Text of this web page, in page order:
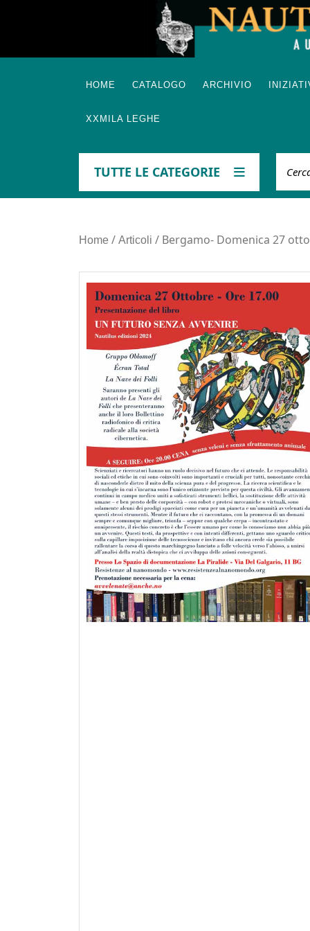
HOME CATALOGO ARCHIVIO
XXMILA LEGHE
TUTTE LE CATEGORIE
Home / Articoli / Bergamo- Domenica 27